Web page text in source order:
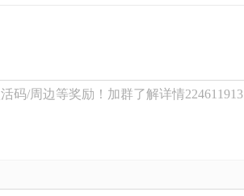
码/周边等奖励！加群了解详情224611913